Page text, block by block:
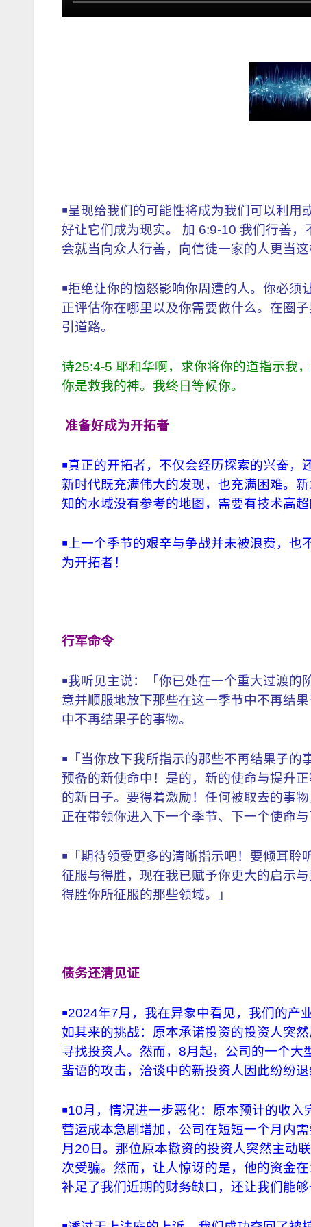
￭呈现给我们的可能性将成为我们可以利用
好让它们成为现实。 加 6:9-10 我们行善
会就当向众人行善，向信徒一家的人更当这
￭拒绝让你的恼怒影响你周遭的人。你必
正评估你在哪里以及你需要做什么。在圈
引道路。
诗25:4-5 耶和华啊，求你将你的道指示我
你是救我的神。我终日等候你。
准备好成为开拓者
￭真正的开拓者，不仅会经历探索的兴奋，
新时代既充满伟大的发现，也充满困难。
知的水域没有参考的地图，需要有技术高
￭上一个季节的艰辛与争战并未被浪费，也
为开拓者！
行军命令
￭我听见主说：「你已处在一个重大过渡
意并顺服地放下那些在这一季节中不再结
中不再结果子的事物。
￭「当你放下我所指示的那些不再结果子
预备的新使命中！是的，新的使命与提升
的新日子。要得着激励！任何被取去的事
正在带领你进入下一个季节、下一个使命与
￭「期待领受更多的清晰指示吧！要倾耳
征服与得胜，现在我已赋予你更大的启示
得胜你所征服的那些领域。」
债务还清见证
￭2024年7月，我在异象中看见，我们的产
如其来的挑战：原本承诺投资的投资人突
寻找投资人。然而，8月起，公司的一个
蜚语的攻击，洽谈中的新投资人因此纷纷
￭10月，情况进一步恶化：原本预计的收
营运成本急剧增加，公司在短短一个月内
月20日。那位原本撤资的投资人突然主动
次受骗。然而，让人惊讶的是，他的资金
补足了我们近期的财务缺口，还让我们能